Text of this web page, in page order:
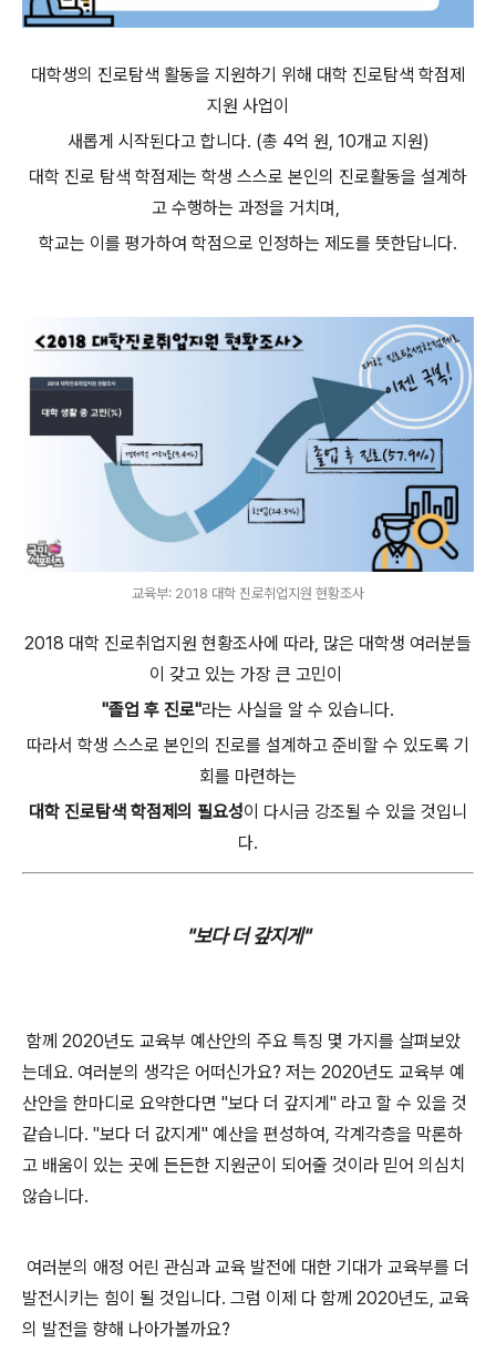
대학생의 진로탐색 활동을 지원하기 위해 대학 진로탐색 학점제
지원 사업이
새롭게 시작된다고 합니다. (총 4억 원, 10개교 지원)
대학 진로 탐색 학점제는 학생 스스로 본인의 진로활동을 설계하
고 수행하는 과정을 거치며,
학교는 이를 평가하여 학점으로 인정하는 제도를 뜻한답니다.
교육부: 2018 대학 진로취업지원 현황조사
2018 대학 진로취업지원 현황조사에 따라, 많은 대학생 여러분들
이 갖고 있는 가장 큰 고민이
"졸업 후 진로"라는 사실을 알 수 있습니다.
따라서 학생 스스로 본인의 진로를 설계하고 준비할 수 있도록 기
회를 마련하는
대학 진로탐색 학점제의 필요성이 다시금 강조될 수 있을 것입니
다.
"보다 더 갚지게"
함께 2020년도 교육부 예산안의 주요 특징 몇 가지를 살펴보았
는데요. 여러분의 생각은 어떠신가요? 저는 2020년도 교육부 예
산안을 한마디로 요약한다면 "보다 더 갚지게" 라고 할 수 있을 것
같습니다. "보다 더 값지게" 예산을 편성하여, 각계각층을 막론하
고 배움이 있는 곳에 든든한 지원군이 되어줄 것이라 믿어 의심치
않습니다.
여러분의 애정 어린 관심과 교육 발전에 대한 기대가 교육부를 더
발전시키는 힘이 될 것입니다. 그럼 이제 다 함께 2020년도, 교육
의 발전을 향해 나아가볼까요?